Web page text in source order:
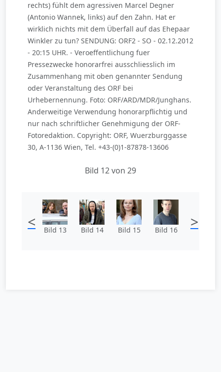
rechts) fühlt dem agressiven Marcel Degner
(Antonio Wannek, links) auf den Zahn. Hat er
wirklich nichts mit dem Überfall auf das Ehepaar
Winkler zu tun? SENDUNG: ORF2 - SO - 02.12.2012
- 20:15 UHR. - Veroeffentlichung fuer
Pressezwecke honorarfrei ausschliesslich im
Zusammenhang mit oben genannter Sendung
oder Veranstaltung des ORF bei
Urhebernennung. Foto: ORF/ARD/MDR/Junghans.
Anderweitige Verwendung honorarpflichtig und
nur nach schriftlicher Genehmigung der ORF-
Fotoredaktion. Copyright: ORF, Wuerzburggasse
30, A-1136 Wien, Tel. +43-(0)1-87878-13606
Bild 12 von 29
< Bild 13 Bild 14 Bild 15 Bild 16 >